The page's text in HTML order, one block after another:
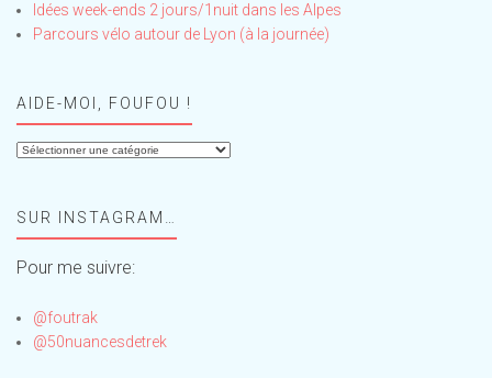
Idées week-ends 2 jours/1nuit dans les Alpes
Parcours vélo autour de Lyon (à la journée)
AIDE-MOI, FOUFOU !
Aide-
!SUR INSTAGRAM…
Pour me suivre:
@foutrak
@50nuancesdetrek